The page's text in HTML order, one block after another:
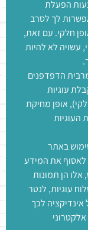
הפעלת
לך לסרב
חלקי. עם זאת,
עשויה לא להיות
הדפדפנים
עוגיות
אופן מחיקת
העוגיות
באתר
לאסוף את המידע
אלו הן תמונות
עוגיות, לנטר
לכך